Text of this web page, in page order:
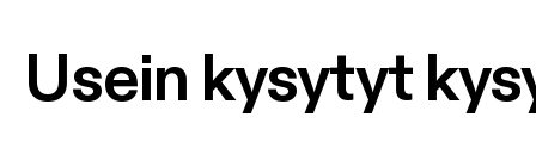
Usein kysytyt